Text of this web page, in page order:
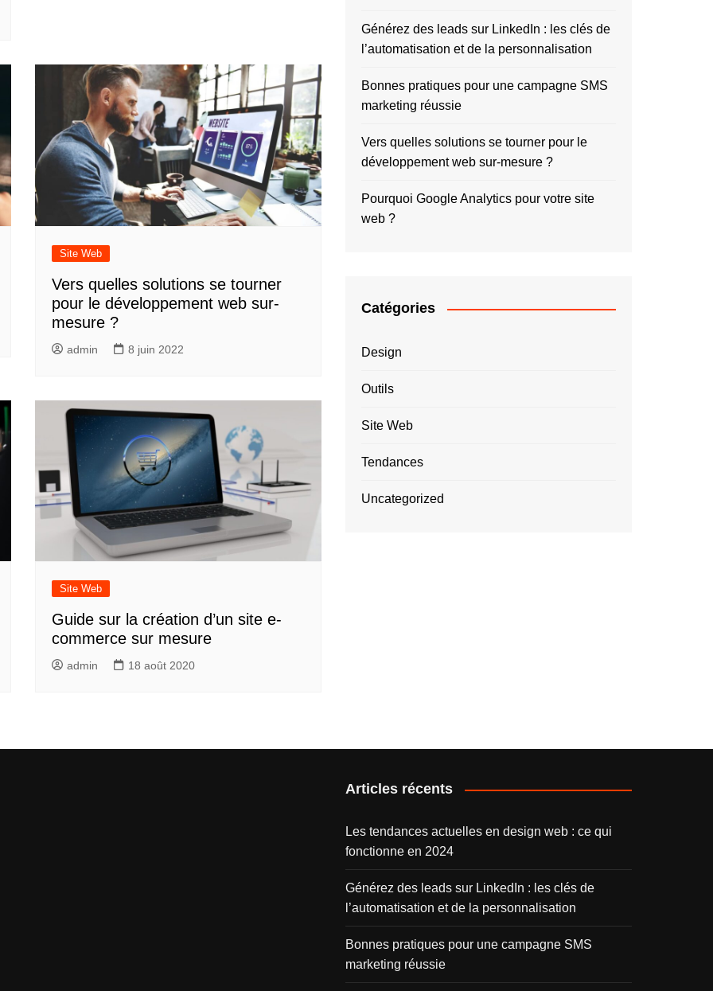
Site Web
Vers quelles solutions se tourner
pour le développement web sur-
mesure ?
admin 8 juin 2022
Site Web
Guide sur la création d’un site e-
commerce sur mesure
admin 18 août 2020
Générez des leads sur LinkedIn : les clés de
l’automatisation et de la personnalisation
Bonnes pratiques pour une campagne SMS
marketing réussie
Vers quelles solutions se tourner pour le
développement web sur-mesure ?
Pourquoi Google Analytics pour votre site
web ?
Catégories
Design
Outils
Site Web
Tendances
Uncategorized
Articles récents
Les tendances actuelles en design web : ce qui
fonctionne en 2024
Générez des leads sur LinkedIn : les clés de
l’automatisation et de la personnalisation
Bonnes pratiques pour une campagne SMS
marketing réussie